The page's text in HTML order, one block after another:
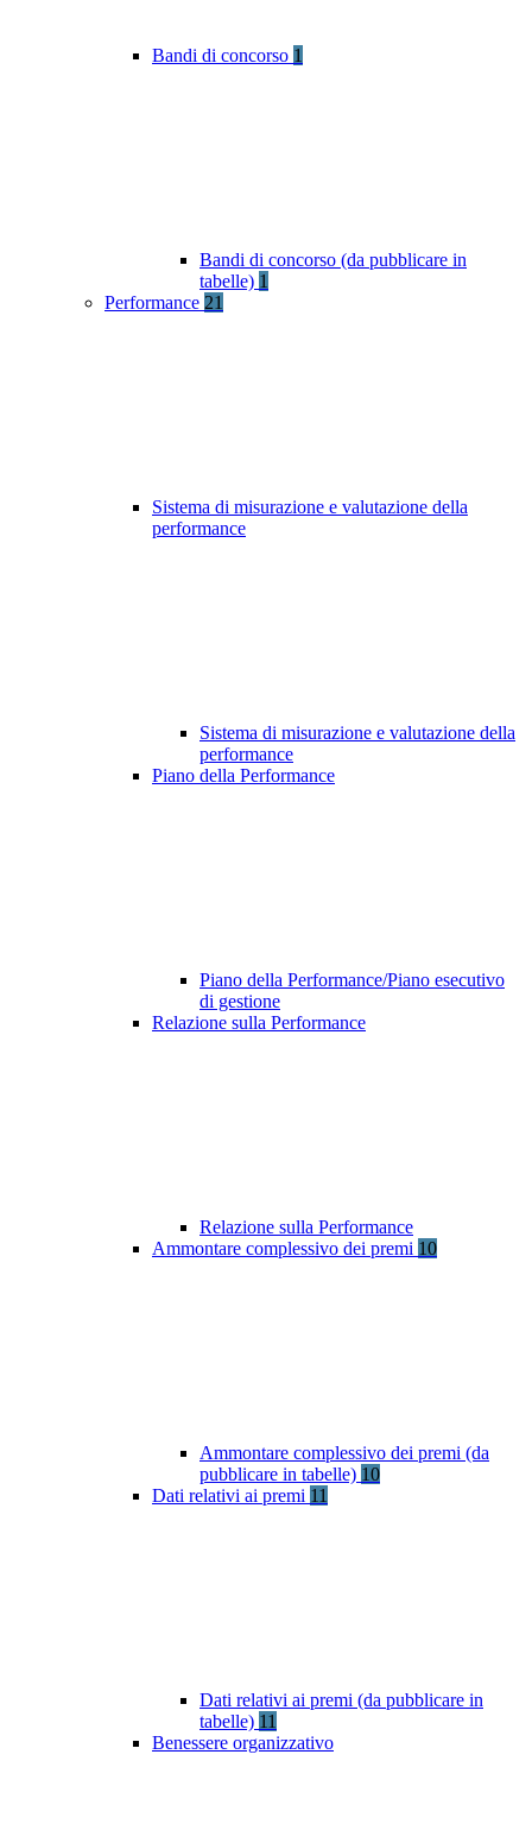
Bandi di concorso 1
Bandi di concorso (da pubblicare in
tabelle) 1
Performance 21
Sistema di misurazione e valutazione della
performance
Sistema di misurazione e valutazione della
performance
Piano della Performance
Piano della Performance/Piano esecutivo
di gestione
Relazione sulla Performance
Relazione sulla Performance
Ammontare complessivo dei premi 10
Ammontare complessivo dei premi (da
pubblicare in tabelle) 10
Dati relativi ai premi 11
Dati relativi ai premi (da pubblicare in
tabelle) 11
Benessere organizzativo